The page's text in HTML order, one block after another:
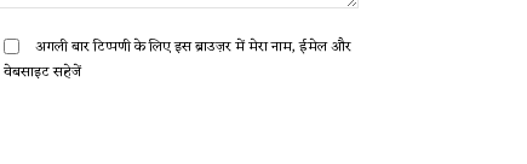
ईमेल:*अगली बार टिप्पणी के लिए इस ब्राउज़र में मेरा नाम, ईमेल और
वेबसाइट सहेजें